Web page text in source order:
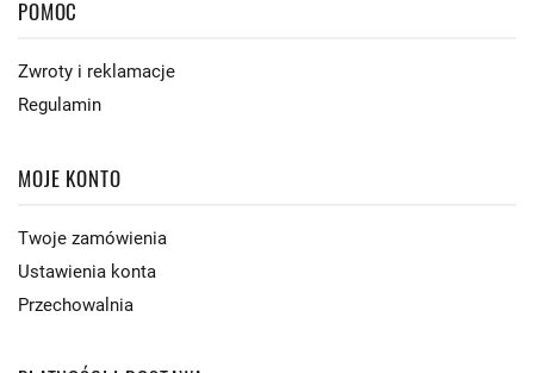
POMOC
Zwroty i reklamacje
Regulamin
MOJE KONTO
Twoje zamówienia
Ustawienia konta
Przechowalnia